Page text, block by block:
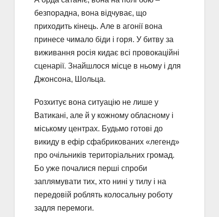
безпорадна, вона відчуває, що
приходить кінець. Але в агонії вона
принесе чимало біди і горя. У битву за
виживання росія кидає всі провокаційні
сценарії. Знайшлося місце в ньому і для
Джонсона, Шольца.
Розхитує вона ситуацію не лише у
Ватикані, але й у кожному обласному і
міському центрах. Будьмо готові до
викиду в ефір сфабрикованих «легенд»
про очільників територіальних громад.
Бо уже почалися перші спроби
заплямувати тих, хто нині у тилу і на
передовій роблять колосальну роботу
задля перемоги.